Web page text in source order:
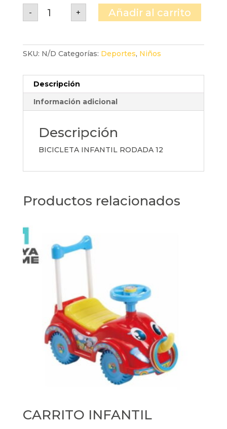
-
BICICLETA
cantidad
+ Añadir al carrito
SKU: N/D Categorías: Deportes, Niños
Descripción
Información adicional
Descripción
BICICLETA INFANTIL RODADA 12
Productos relacionados
CARRITO INFANTIL